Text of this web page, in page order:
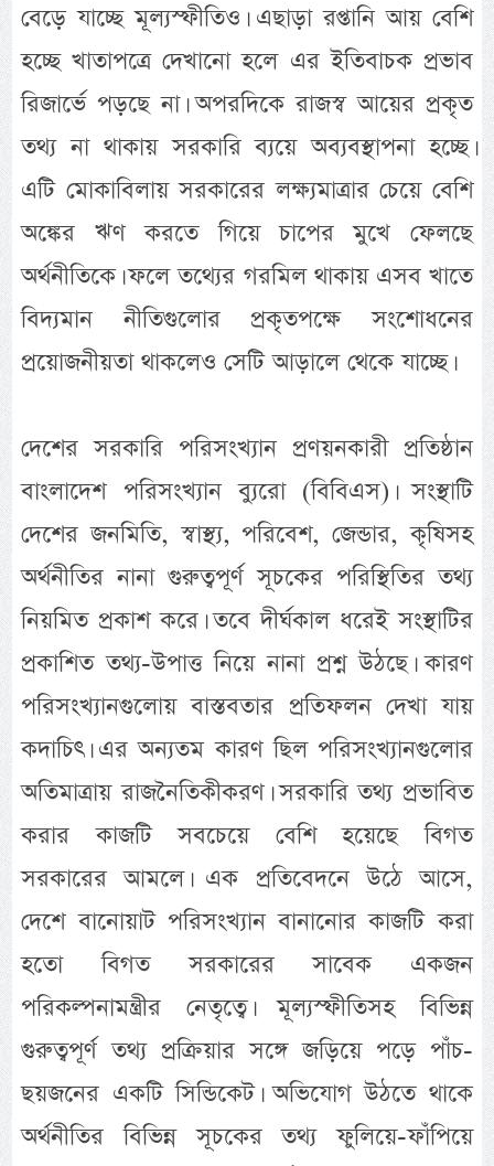
বেড়ে যাচ্ছে মূল্যস্ফীতিও। এছাড়া রপ্তানি আয় বেশি
হচ্ছে খাতাপত্রে দেখানো হলে এর ইতিবাচক প্রভাব
রিজার্ভে পড়ছে না। অপরদিকে রাজস্ব আয়ের প্রকৃত
তথ্য না থাকায় সরকারি ব্যয়ে অব্যবস্থাপনা হচ্ছে।
এটি মোকাবিলায় সরকারের লক্ষ্যমাত্রার চেয়ে বেশি
অঙ্কের ঋণ করতে গিয়ে চাপের মুখে ফেলছে
অর্থনীতিকে। ফলে তথ্যের গরমিল থাকায় এসব খাতে
বিদ্যমান নীতিগুলোর প্রকৃতপক্ষে সংশোধনের
প্রয়োজনীয়তা থাকলেও সেটি আড়ালে থেকে যাচ্ছে।
দেশের সরকারি পরিসংখ্যান প্রণয়নকারী প্রতিষ্ঠান
বাংলাদেশ পরিসংখ্যান ব্যুরো (বিবিএস)। সংস্থাটি
দেশের জনমিতি, স্বাস্থ্য, পরিবেশ, জেন্ডার, কৃষিসহ
অর্থনীতির নানা গুরুত্বপূর্ণ সূচকের পরিস্থিতির তথ্য
নিয়মিত প্রকাশ করে। তবে দীর্ঘকাল ধরেই সংস্থাটির
প্রকাশিত তথ্য-উপাত্ত নিয়ে নানা প্রশ্ন উঠছে। কারণ
পরিসংখ্যানগুলোয় বাস্তবতার প্রতিফলন দেখা যায়
কদাচিৎ। এর অন্যতম কারণ ছিল পরিসংখ্যানগুলোর
অতিমাত্রায় রাজনৈতিকীকরণ। সরকারি তথ্য প্রভাবিত
করার কাজটি সবচেয়ে বেশি হয়েছে বিগত
সরকারের আমলে। এক প্রতিবেদনে উঠে আসে,
দেশে বানোয়াট পরিসংখ্যান বানানোর কাজটি করা
হতো বিগত সরকারের সাবেক একজন
পরিকল্পনামন্ত্রীর নেতৃত্বে। মূল্যস্ফীতিসহ বিভিন্ন
গুরুত্বপূর্ণ তথ্য প্রক্রিয়ার সঙ্গে জড়িয়ে পড়ে পাঁচ-
ছয়জনের একটি সিন্ডিকেট। অভিযোগ উঠতে থাকে
অর্থনীতির বিভিন্ন সূচকের তথ্য ফুলিয়ে-ফাঁপিয়ে